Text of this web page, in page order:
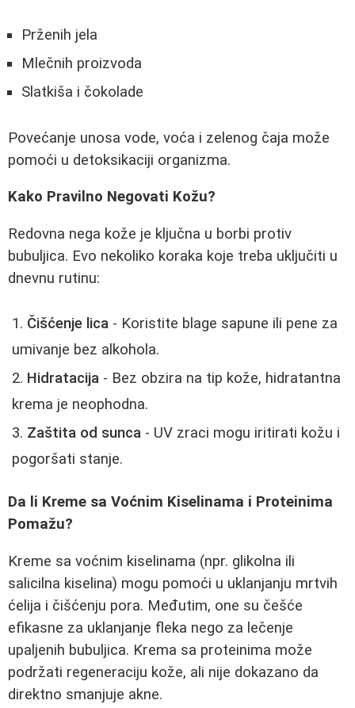
Prženih jela
Mlečnih proizvoda
Slatkiša i čokolade
Povećanje unosa vode, voća i zelenog čaja može
pomoći u detoksikaciji organizma.
Kako Pravilno Negovati Kožu?
Redovna nega kože je ključna u borbi protiv
bubuljica. Evo nekoliko koraka koje treba uključiti u
dnevnu rutinu:
Čišćenje lica - Koristite blage sapune ili pene za
umivanje bez alkohola.
Hidratacija - Bez obzira na tip kože, hidratantna
krema je neophodna.
Zaštita od sunca - UV zraci mogu iritirati kožu i
pogoršati stanje.
Da li Kreme sa Voćnim Kiselinama i Proteinima
Pomažu?
Kreme sa voćnim kiselinama (npr. glikolna ili
salicilna kiselina) mogu pomoći u uklanjanju mrtvih
ćelija i čišćenju pora. Međutim, one su češće
efikasne za uklanjanje fleka nego za lečenje
upaljenih bubuljica. Krema sa proteinima može
podržati regeneraciju kože, ali nije dokazano da
direktno smanjuje akne.